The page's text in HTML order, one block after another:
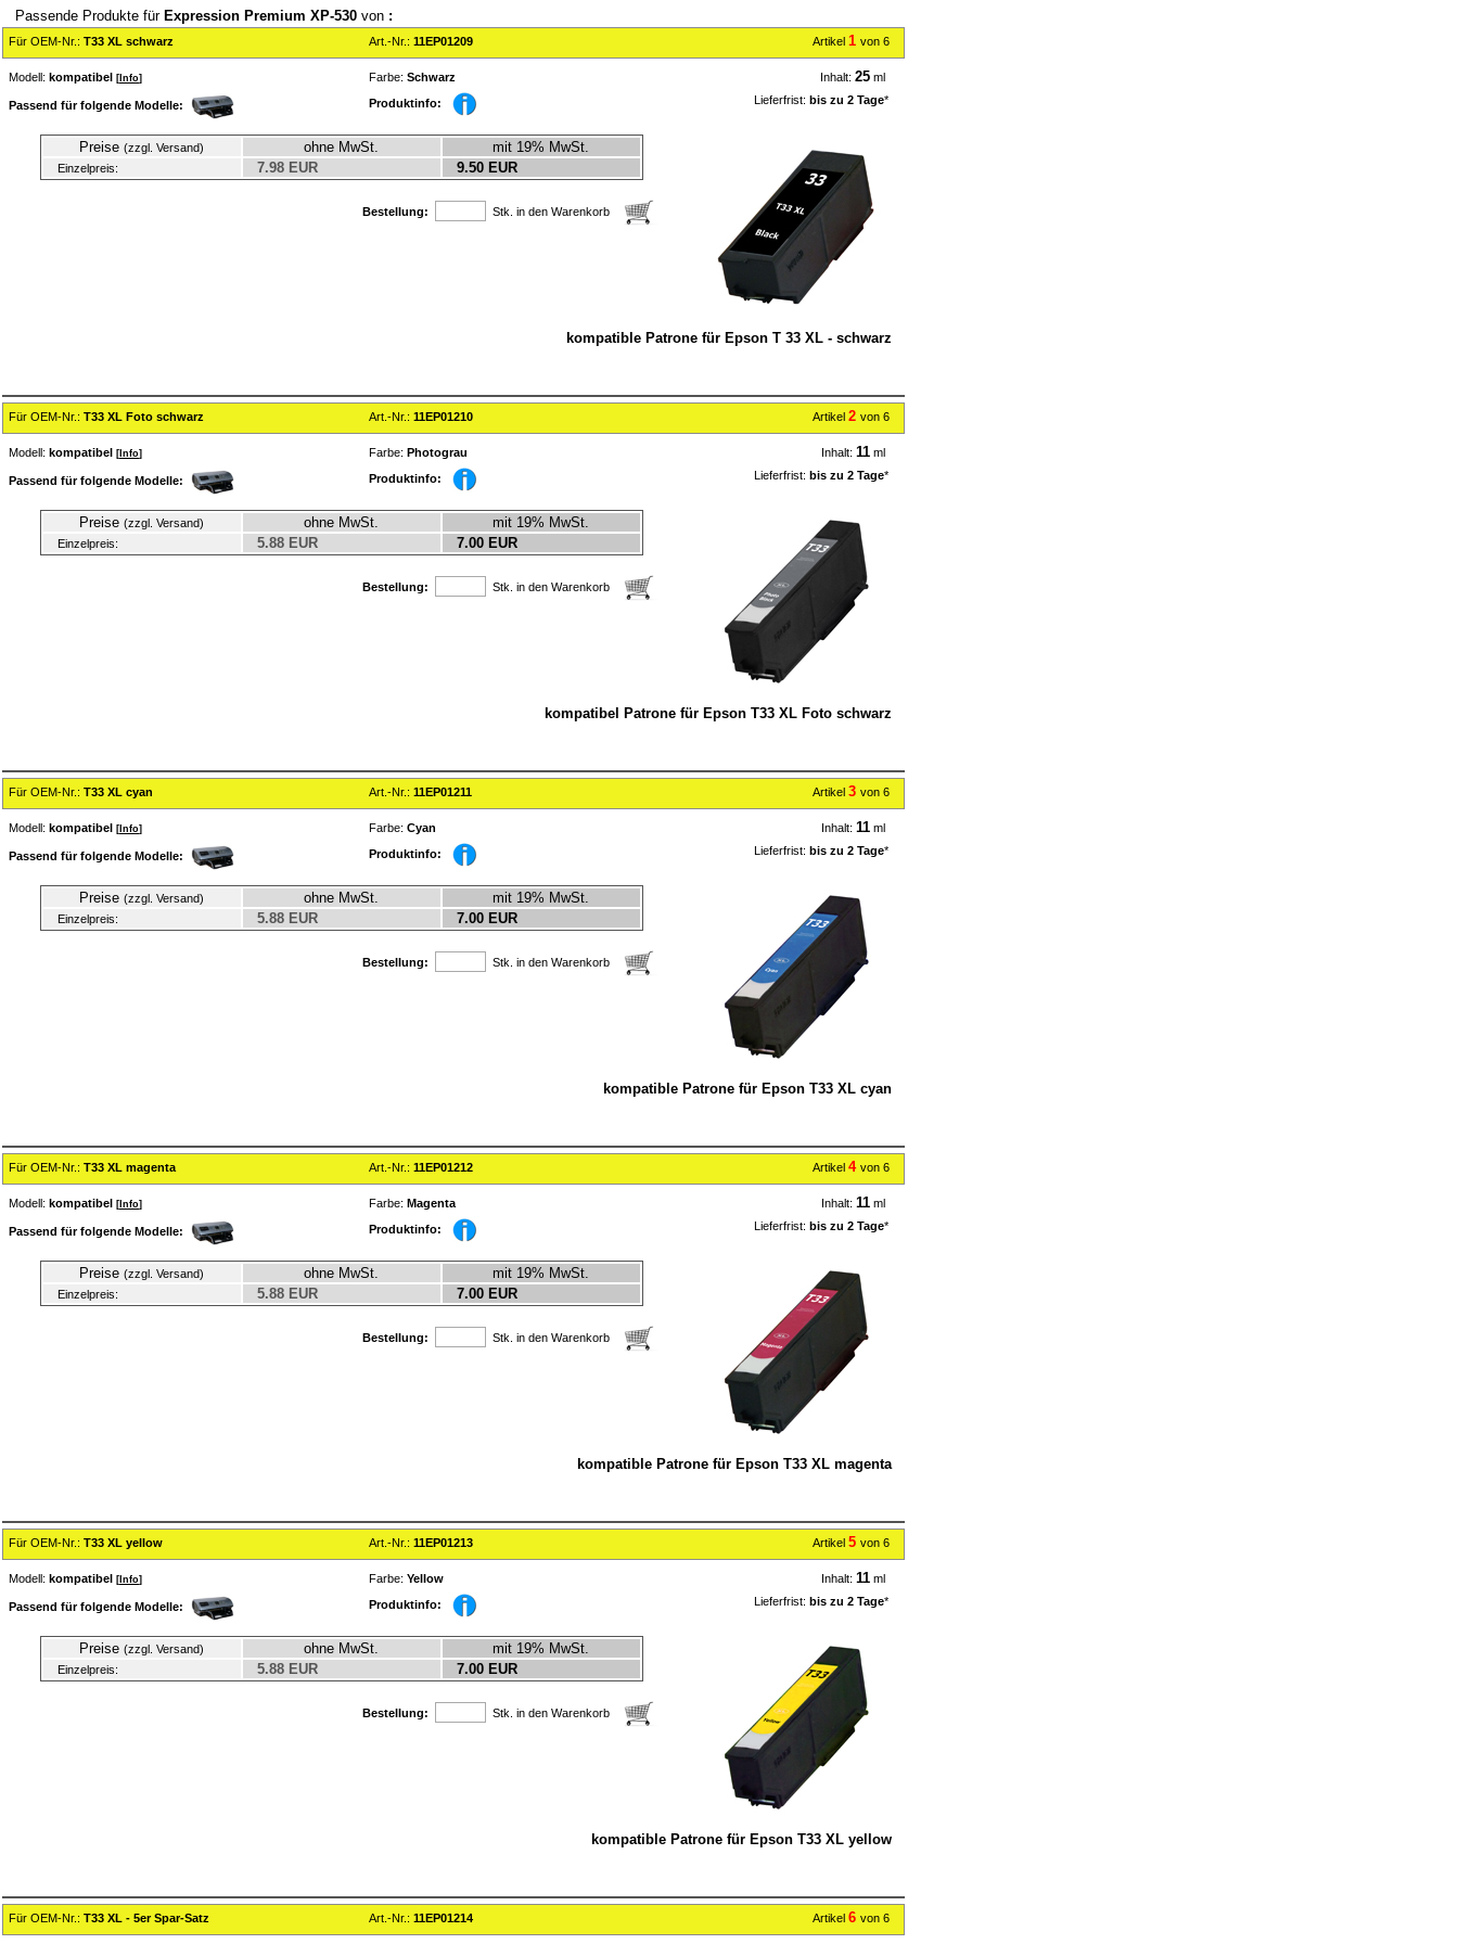
Passende Produkte für Expression Premium XP-530 von :
Für OEM-Nr.: T33 XL schwarz Art.-Nr.: 11EP01209 Artikel 1 von 6
Modell: kompatibel [ Info] Farbe: Schwarz Inhalt: 25 ml
Passend für folgende Modelle: Produktinfo: Lieferfrist: bis zu 2 Tage*
Preise (zzgl. Versand) ohne MwSt. mit 19% MwSt.
Einzelpreis: 7.98 EUR 9.50 EUR
Bestellung: Stk. in den Warenkorb
kompatible Patrone für Epson T 33 XL - schwarz
Für OEM-Nr.: T33 XL Foto schwarz Art.-Nr.: 11EP01210 Artikel 2 von 6
Modell: kompatibel [ Info] Farbe: Photograu Inhalt: 11 ml
Passend für folgende Modelle: Produktinfo: Lieferfrist: bis zu 2 Tage*
Preise (zzgl. Versand) ohne MwSt. mit 19% MwSt.
Einzelpreis: 5.88 EUR 7.00 EUR
Bestellung: Stk. in den Warenkorb
kompatibel Patrone für Epson T33 XL Foto schwarz
Für OEM-Nr.: T33 XL cyan Art.-Nr.: 11EP01211 Artikel 3 von 6
Modell: kompatibel [ Info] Farbe: Cyan Inhalt: 11 ml
Passend für folgende Modelle: Produktinfo: Lieferfrist: bis zu 2 Tage*
Preise (zzgl. Versand) ohne MwSt. mit 19% MwSt.
Einzelpreis: 5.88 EUR 7.00 EUR
Bestellung: Stk. in den Warenkorb
kompatible Patrone für Epson T33 XL cyan
Für OEM-Nr.: T33 XL magenta Art.-Nr.: 11EP01212 Artikel 4 von 6
Modell: kompatibel [ Info] Farbe: Magenta Inhalt: 11 ml
Passend für folgende Modelle: Produktinfo: Lieferfrist: bis zu 2 Tage*
Preise (zzgl. Versand) ohne MwSt. mit 19% MwSt.
Einzelpreis: 5.88 EUR 7.00 EUR
Bestellung: Stk. in den Warenkorb
kompatible Patrone für Epson T33 XL magenta
Für OEM-Nr.: T33 XL yellow Art.-Nr.: 11EP01213 Artikel 5 von 6
Modell: kompatibel [ Info] Farbe: Yellow Inhalt: 11 ml
Passend für folgende Modelle: Produktinfo: Lieferfrist: bis zu 2 Tage*
Preise (zzgl. Versand) ohne MwSt. mit 19% MwSt.
Einzelpreis: 5.88 EUR 7.00 EUR
Bestellung: Stk. in den Warenkorb
kompatible Patrone für Epson T33 XL yellow
Für OEM-Nr.: T33 XL - 5er Spar-Satz Art.-Nr.: 11EP01214 Artikel 6 von 6